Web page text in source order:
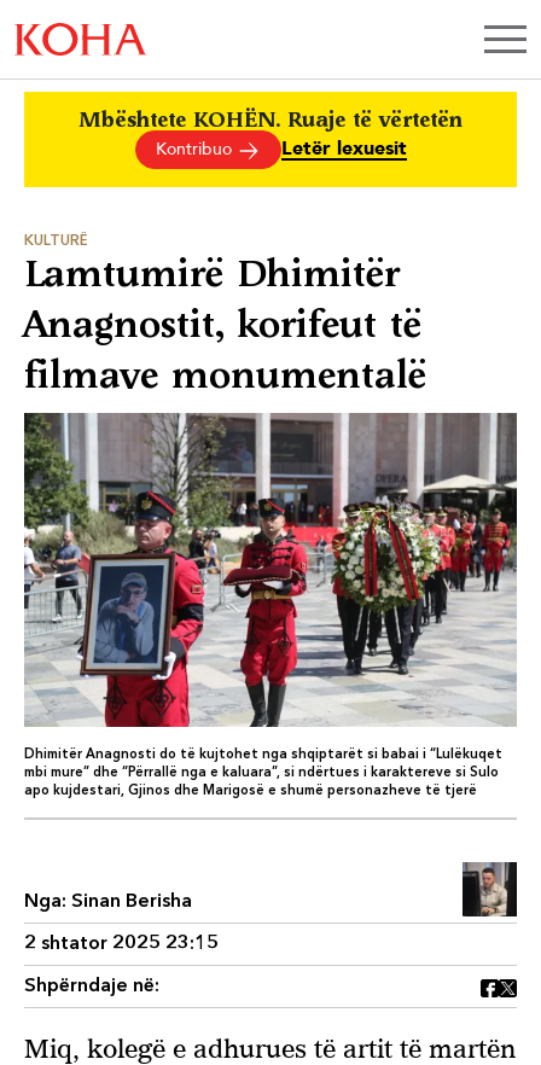
Mbështete KOHËN. Ruaje të vërtetën
Kontribuo Letër lexuesit
KULTURË
Lamtumirë Dhimitër
Anagnostit, korifeut të
filmave monumentalë
Dhimitër Anagnosti do të kujtohet nga shqiptarët si babai i “Lulëkuqet
mbi mure” dhe “Përrallë nga e kaluara”, si ndërtues i karaktereve si Sulo
apo kujdestari, Gjinos dhe Marigosë e shumë personazheve të tjerë
Nga: Sinan Berisha
2 shtator 2025 23:15
Shpërndaje në:
Miq, kolegë e adhurues të artit të martën